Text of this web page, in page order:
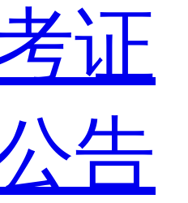
证
告